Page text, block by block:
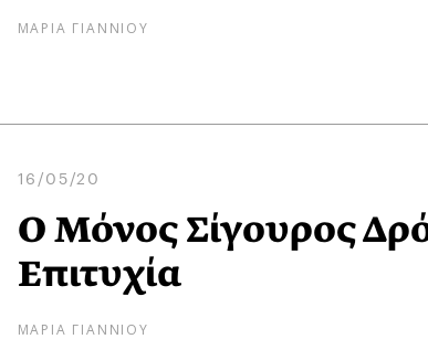
ΜΑΡΙΑ ΓΙΑΝΝΙΟΥ
16/05/20
Ο Μόνος Σίγουρος
Επιτυχία
ΜΑΡΙΑ ΓΙΑΝΝΙΟΥ